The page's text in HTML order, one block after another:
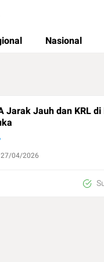
Nasional
Jarak Jauh dan KRL
27/04/2026